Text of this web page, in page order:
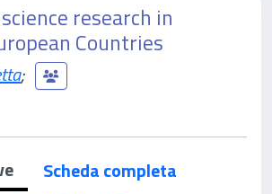
research in
Countries
;
Scheda completa